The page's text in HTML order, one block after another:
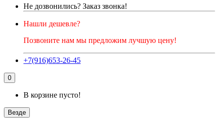
Не дозвонились? Заказ звонка!
Нашли дешевле?
Позвоните нам мы предложим лучшую цену!
+7(916)653-26-45
0
В корзине пусто!
Везде